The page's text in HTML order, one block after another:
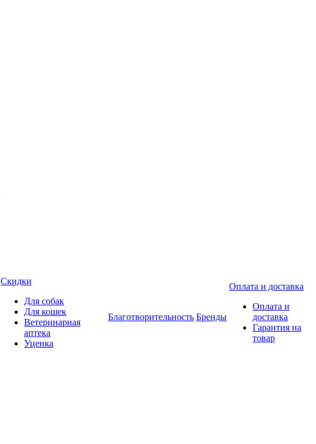
Скидки
Для собак
Для кошек
Ветеринарная
аптека
Уценка
Благотворительность Бренды
Оплата и доставка
Оплата и
доставка
Гарантия на
товар